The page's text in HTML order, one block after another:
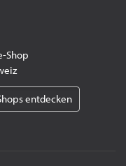
Shop
entdecken